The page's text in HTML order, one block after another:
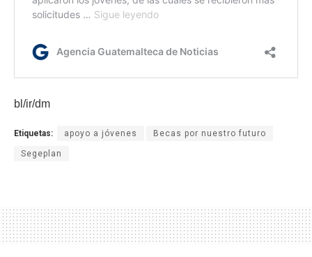
bl/ir/dm
Etiquetas: apoyo a jóvenes Becas por nuestro futuro
Segeplan